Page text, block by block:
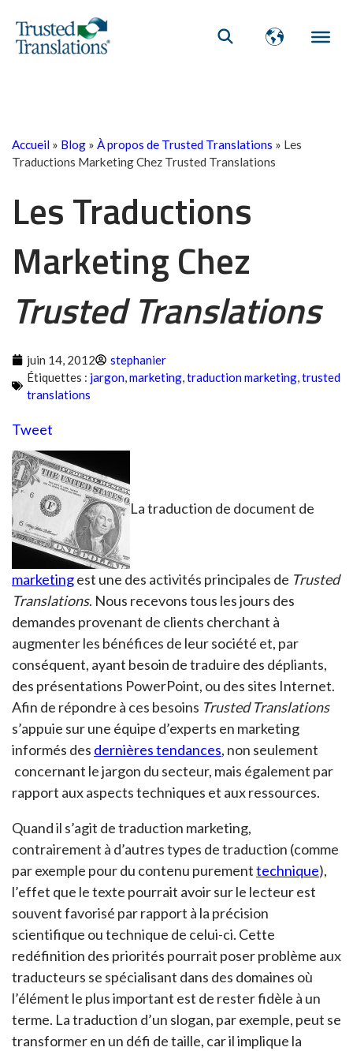
Accueil » Blog » À propos de Trusted Translations » Les
Traductions Marketing Chez Trusted Translations
Les Traductions
Marketing Chez
Trusted Translations
juin 14, 2012
stephanier
Étiquettes : jargon,marketing,traduction marketing,trusted
translations
Tweet
La traduction de document de
marketingest une des activités principales de Trusted
Translations. Nous recevons tous les jours des
demandes provenant de clients cherchant à
augmenter les bénéfices de leur société et, par
conséquent, ayant besoin de traduire des dépliants,
des présentations PowerPoint, ou des sites Internet.
Afin de répondre à ces besoins Trusted Translations
s’appuie sur une équipe d’experts en marketing
informés des dernières tendances, non seulement
concernant le jargon du secteur, mais également par
rapport aux aspects techniques et aux ressources.
Quand il s’agit de traduction marketing,
contrairement à d’autres types de traduction (comme
par exemple pour du contenu purementtechnique),
l’effet que le texte pourrait avoir sur le lecteur est
souvent favorisé par rapport à la précision
scientifique ou technique de celui-ci. Cette
redéfinition des priorités pourrait poser problème aux
traducteurs se spécialisant dans des domaines où
l’élément le plus important est de rester fidèle à un
terme. La traduction d’un slogan, par exemple, peut se
transformer en un défi de taille, car il implique la